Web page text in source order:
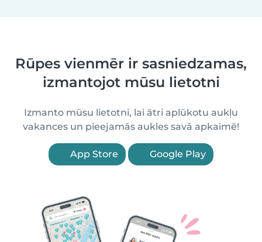
Rūpes vienmēr ir sasniedzamas,
izmantojot mūsu lietotni
Izmanto mūsu lietotni, lai ātri aplūkotu aukļu
vakances un pieejamās aukles savā apkaimē!
App Store Google Play